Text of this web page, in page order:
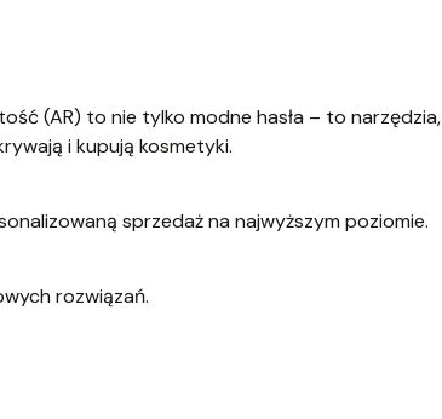
(AR) to nie tylko modne hasła – to narzędzia,
i kupują kosmetyki.
sprzedaż na najwyższym poziomie.
rozwiązań.